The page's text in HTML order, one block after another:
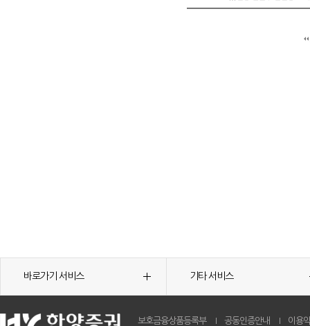
바로가기 서비스 기타 서비스
보호금융상품등록부 공동인증안내 이용